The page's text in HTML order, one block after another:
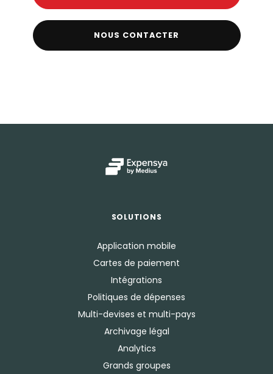
NOUS CONTACTER
SOLUTIONS
Application mobile
Cartes de paiement
Intégrations
Politiques de dépenses
Multi-devises et multi-pays
Archivage légal
Analytics
Grands groupes